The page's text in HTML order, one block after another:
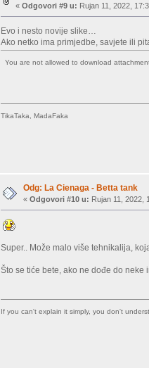
«Odgovori #9 u: Rujan 11, 2022,
Evo i nesto novije slike…
Ako netko ima primjedbe, savjete ili
You are not allowed to download
TikaTaka, MadaFaka
Odg: La Cienaga - Betta tank
«Odgovori #10 u: Rujan 11, 2022,
Super.. Može malo više tehnikalija,
Što se tiće bete, ako ne dođe do neke
If you can't explain it simply, you don't